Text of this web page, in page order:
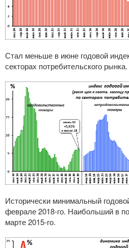
Стал меньше в июне годовой
секторах потребительского рынка.
Исторически минимальный
феврале2018-го. Наибольший в
марте2015-го.